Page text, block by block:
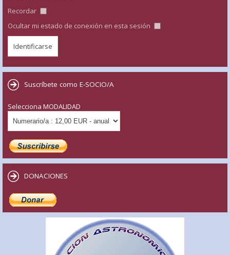
Recordar
Ocultar mi estado de conexión en esta sesión
Suscríbete como E-SOCIO/A
Selecciona MODALIDAD
DONACIONES